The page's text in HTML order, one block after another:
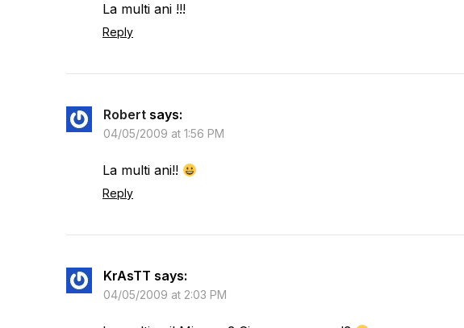
La multi ani !!!
Reply
Robert says:
04/05/2009 at 1:56 PM
La multi ani!!
Reply
KrAsTT says:
04/05/2009 at 2:03 PM